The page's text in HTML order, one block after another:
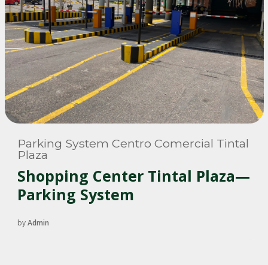
Parking System Centro Comercial Tintal
Plaza
Shopping Center Tintal Plaza—
Parking System
byAdmin